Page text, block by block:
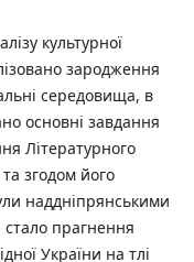
культурної
зародження
середовища, в
основні завдання
Літературного
згодом його
наддніпрянськими
прагнення
України на тлі